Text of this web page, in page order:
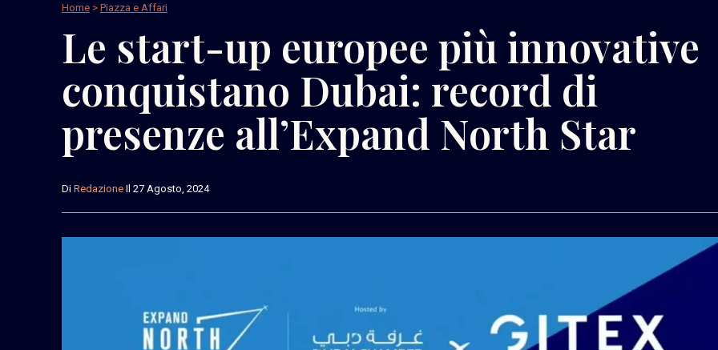
Home > Piazza e Affari
Le start-up europee più innovative
conquistano Dubai: record di
presenze all’Expand North Star
Di Redazione Il 27 Agosto, 2024